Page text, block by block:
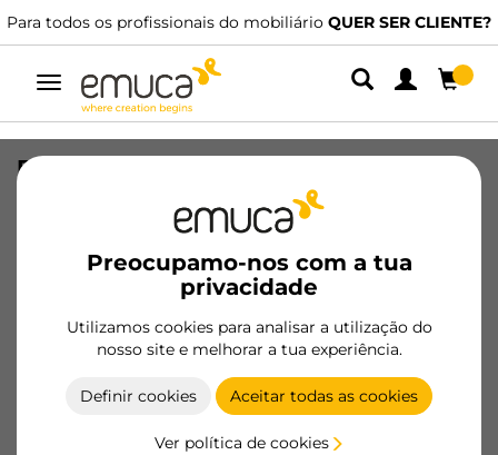
Para todos os profissionais do mobiliário QUER SER CLIENTE?
Alternar
navegação
Preocupamo-nos com a tua
privacidade
Utilizamos cookies para analisar a utilização do
nosso site e melhorar a tua experiência.
Definir cookies Aceitar todas as cookies
Ver política de cookies
Espelho extraível para roupeiro,
Pintado moka, Aço e Plástico e Vidro
Ficha de produto